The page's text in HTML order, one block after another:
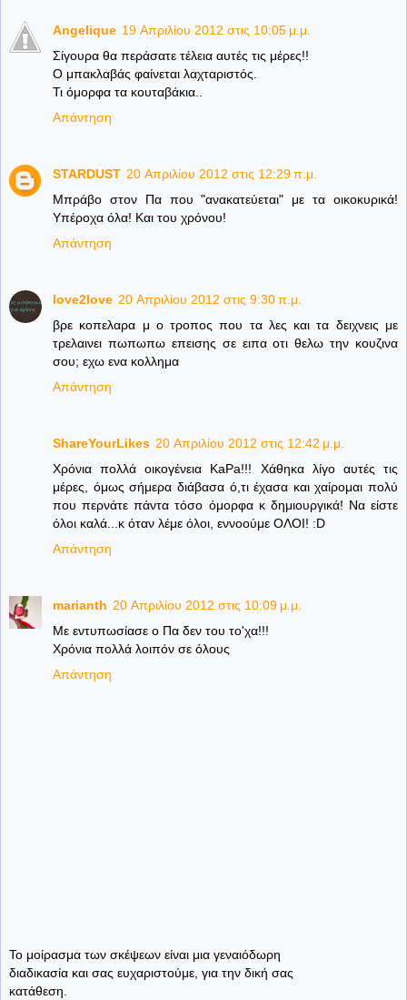
Angelique 19 Απριλίου 2012 στις 10:05 μ.μ.
Σίγουρα θα περάσατε τέλεια αυτές τις μέρες!!
Ο μπακλαβάς φαίνεται λαχταριστός.
Τι όμορφα τα κουταβάκια..
Απάντηση
STARDUST 20 Απριλίου 2012 στις 12:29 π.μ.
Μπράβο στον Πα που "ανακατεύεται" με τα οικοκυρικά!
Υπέροχα όλα! Και του χρόνου!
Απάντηση
love2love 20 Απριλίου 2012 στις 9:30 π.μ.
βρε κοπελαρα μ ο τροπος που τα λες και τα δειχνεις με
τρελαινει πωπωπω επεισης σε ειπα οτι θελω την κουζινα
σου; εχω ενα κολλημα
Απάντηση
ShareYourLikes 20 Απριλίου 2012 στις 12:42 μ.μ.
Χρόνια πολλά οικογένεια KaPa!!! Χάθηκα λίγο αυτές τις
μέρες, όμως σήμερα διάβασα ό,τι έχασα και χαίρομαι πολύ
που περνάτε πάντα τόσο όμορφα κ δημιουργικά! Να είστε
όλοι καλά...κ όταν λέμε όλοι, εννοούμε ΟΛΟΙ! :D
Απάντηση
marianth 20 Απριλίου 2012 στις 10:09 μ.μ.
Με εντυπωσίασε ο Πα δεν του το'χα!!!
Χρόνια πολλά λοιπόν σε όλους
Απάντηση
Το μοίρασμα των σκέψεων είναι μια γεναιόδωρη
διαδικασία και σας ευχαριστούμε, για την δική σας
κατάθεση.